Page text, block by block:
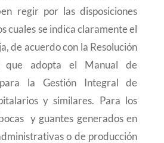
regir por las disposiciones
cuales se indica claramente el
de acuerdo con la Resolución
adopta el Manual de
para la Gestión Integral de
y similares. Para los
y guantes generados en
o de producción